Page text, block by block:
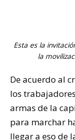
Esta es la
la
De acuerdo al
los
armas de la
para marchar
llegar a eso de